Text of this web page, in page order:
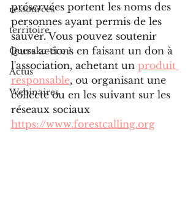
ressources
territoire
Quesako-éco ?
Actus
Webinaires
préservées portent les noms des
personnes ayant permis de les
sauver. Vous pouvez soutenir
leurs actions en faisant un don à
l'association, achetant un produit
responsable, ou organisant une
collecte ou en les suivant sur les
réseaux sociaux
https://www.forestcalling.org